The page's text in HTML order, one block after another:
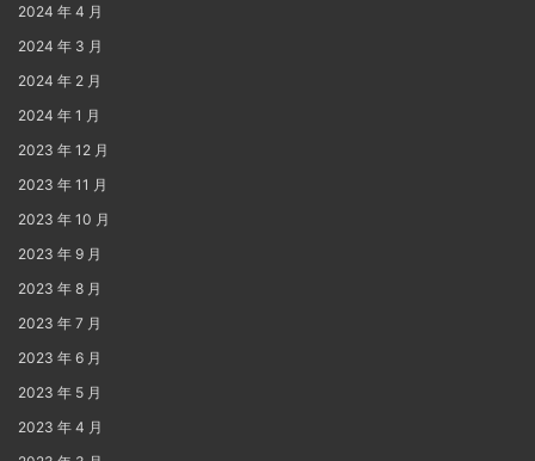
2024 年 4 月
2024 年 3 月
2024 年 2 月
2024 年 1 月
2023 年 12 月
2023 年 11 月
2023 年 10 月
2023 年 9 月
2023 年 8 月
2023 年 7 月
2023 年 6 月
2023 年 5 月
2023 年 4 月